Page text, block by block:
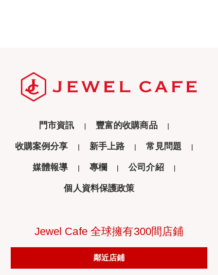
門市資訊 豐富的收購商品
收購案例分享 新手上路 常見問題
媒體報導 專欄 公司介紹
個人資料保護政策
Jewel Cafe 全球擁有300間店鋪
鄰近店鋪